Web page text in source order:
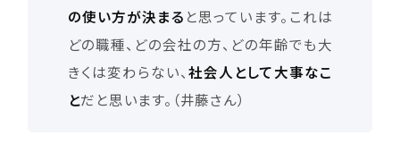
の使い方が決まる と思っています。これは
どの職種、どの会社の方、どの年齢でも大
きくは変わらない、社会人として大事なこ
とだと思います。（井藤さん）